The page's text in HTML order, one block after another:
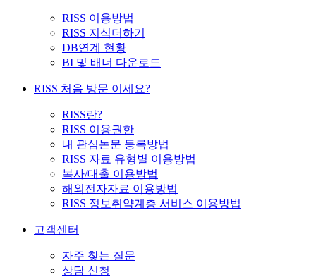
RISS 이용방법
RISS 지식더하기
DB연계 현황
BI 및 배너 다운로드
RISS 처음 방문 이세요?
RISS란?
RISS 이용권한
내 관심논문 등록방법
RISS 자료 유형별 이용방법
복사/대출 이용방법
해외전자자료 이용방법
RISS 정보취약계층 서비스 이용방법
고객센터
자주 찾는 질문
상담 신청